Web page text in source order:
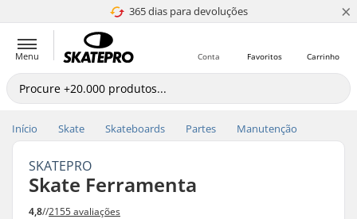
365 dias para devoluções
4.8 de 5 ×
Menu Carrinho
Favoritos
Conta
Início Skate Skateboards Partes Manutenção
SKATEPRO
Skate Ferramenta
4,8//2155 avaliações